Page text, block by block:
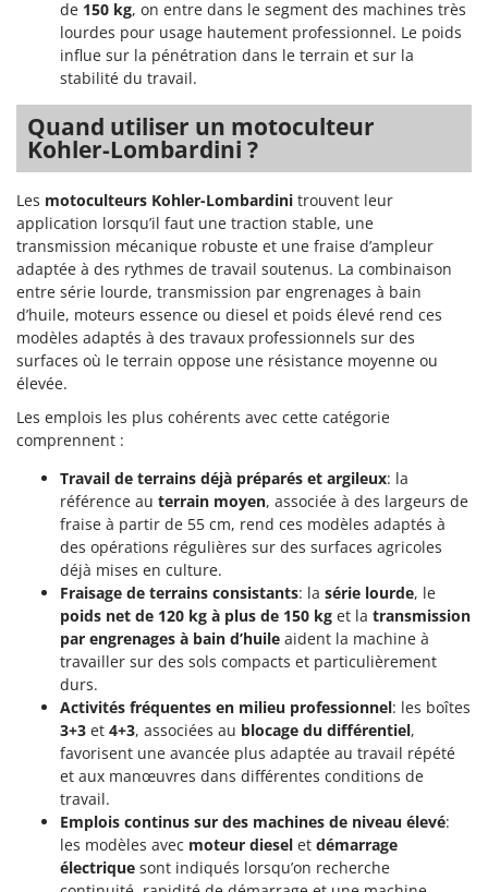
Volpi
Waldner
Weber
WIDU
Wolf Garten
Wortex
Worx
Y Yard Force
Z
Zanon
Zephir
ZGrills
Zodiac
Zomax
de 150 kg, on entre dans le segment des machines très
lourdes pour usage hautement professionnel. Le poids
influe sur la pénétration dans le terrain et sur la
stabilité du travail.
Quand utiliser un motoculteur
Kohler-Lombardini ?
Les motoculteurs Kohler-Lombardini trouvent leur
application lorsqu’il faut une traction stable, une
transmission mécanique robuste et une fraise d’ampleur
adaptée à des rythmes de travail soutenus. La combinaison
entre série lourde, transmission par engrenages à bain
d’huile, moteurs essence ou diesel et poids élevé rend ces
modèles adaptés à des travaux professionnels sur des
surfaces où le terrain oppose une résistance moyenne ou
élevée.
Les emplois les plus cohérents avec cette catégorie
comprennent :
Travail de terrains déjà préparés et argileux: la
référence au terrain moyen, associée à des largeurs de
fraise à partir de 55 cm, rend ces modèles adaptés à
des opérations régulières sur des surfaces agricoles
déjà mises en culture.
Fraisage de terrains consistants: la série lourde, le
poids net de 120 kg à plus de 150 kg et la transmission
par engrenages à bain d’huile aident la machine à
travailler sur des sols compacts et particulièrement
durs.
Activités fréquentes en milieu professionnel: les boîtes
3+3 et 4+3, associées au blocage du différentiel,
favorisent une avancée plus adaptée au travail répété
et aux manœuvres dans différentes conditions de
travail.
Emplois continus sur des machines de niveau élevé:
les modèles avec moteur diesel et démarrage
électrique sont indiqués lorsqu’on recherche